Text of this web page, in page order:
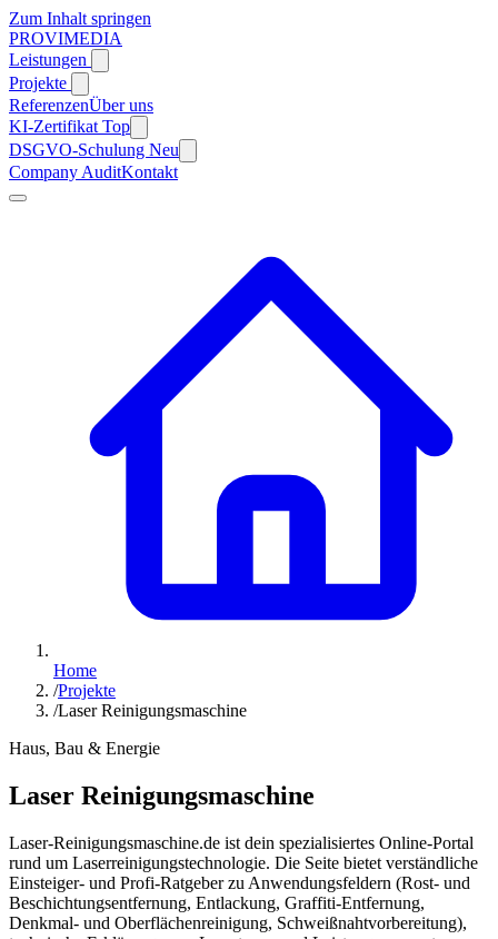
Zum Inhalt springen
PROVIMEDIA
Leistungen
Projekte
ReferenzenÜber uns
KI-Zertifikat Top
DSGVO-Schulung Neu
Company AuditKontakt
Home
/Projekte
/Laser Reinigungsmaschine
Haus, Bau & Energie
Laser Reinigungsmaschine
Laser-Reinigungsmaschine.de ist dein spezialisiertes Online-Portal
rund um Laserreinigungstechnologie. Die Seite bietet verständliche
Einsteiger- und Profi-Ratgeber zu Anwendungsfeldern (Rost- und
Beschichtungsentfernung, Entlackung, Graffiti-Entfernung,
Denkmal- und Oberflächenreinigung, Schweißnahtvorbereitung),